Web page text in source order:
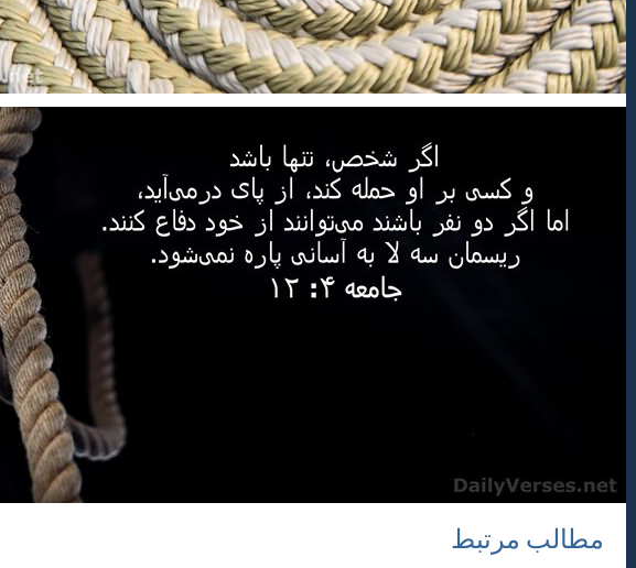
مطالب مرتبط